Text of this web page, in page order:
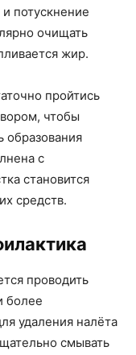
потускнение
очищать
жир.
пройтись
чтобы
образования
с
становится
средств.
проводить
более
удаления налёта
смывать